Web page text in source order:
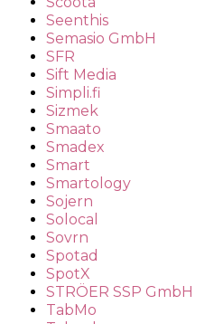
Seenthis
Semasio GmbH
SFR
Sift Media
Simpli.fi
Sizmek
Smaato
Smadex
Smart
Smartology
Sojern
Solocal
Sovrn
Spotad
SpotX
STRÖER SSP GmbH
TabMo